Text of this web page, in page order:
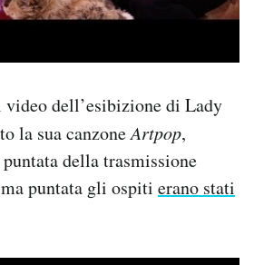
video dell’esibizione di Lady
la sua canzoneArtpop,
della trasmissione
puntata gli ospiti erano stati